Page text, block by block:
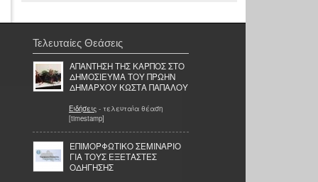
Τελευταίες Θεάσεις
ΑΠΑΝΤΗΣΗ ΤΗΣ ΚΑΡΠΟΣ ΣΤΟ
ΔΗΜΟΣΙΕΥΜΑ ΤΟΥ ΠΡΩΗΝ
ΔΗΜΑΡΧΟΥ ΚΩΣΤΑ ΠΑΠΑΛΟΥ
Ειδήσεις - τελευταία θέαση
[timestamp]
ΕΠΙΜΟΡΦΩΤΙΚΟ ΣΕΜΙΝΑΡΙΟ
ΓΙΑ ΤΟΥΣ ΕΞΕΤΑΣΤΕΣ
ΟΔΗΓΗΣΗΣ